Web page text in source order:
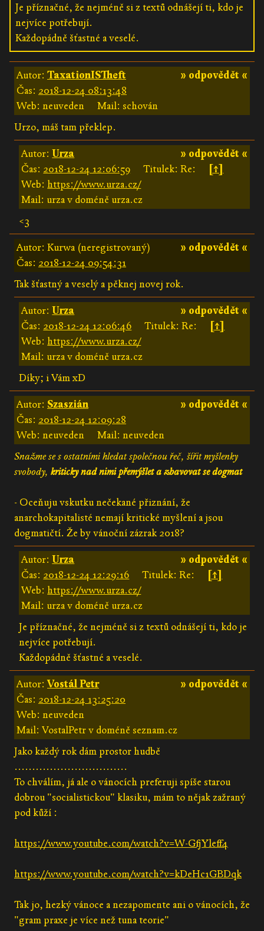
Je příznačné, že nejméně si z textů odnášejí ti, kdo je
nejvíce potřebují.
Každopádně šťastné a veselé.
» odpovědět «
Autor: TaxationISTheft
Čas: 2018-12-24 08:13:48
Web: neuveden
Mail: schován
Urzo, máš tam překlep.
» odpovědět «
Autor:Urza
Čas: 2018-12-24 12:06:59 Titulek: Re:
[↑]
Web:https://www.urza.cz/
Mail: urza v doméně urza.cz
<3
» odpovědět «
Autor: Kurwa (neregistrovaný)
Čas: 2018-12-24 09:54:31
Tak šťastný a veselý a pěknej novej rok.
» odpovědět «
Autor:Urza
Čas: 2018-12-24 12:06:46 Titulek: Re:
[↑]
Web:https://www.urza.cz/
Mail: urza v doméně urza.cz
Díky; i Vám xD
» odpovědět «
Autor: Szaszián
Čas: 2018-12-24 12:09:28
Web: neuveden
Mail: neuveden
Snažme se s ostatními hledat společnou řeč, šířit myšlenky
svobody, kriticky nad nimi přemýšlet a zbavovat se dogmat
- Oceňuju vskutku nečekané přiznání, že
anarchokapitalisté nemají kritické myšlení a jsou
dogmatičtí. Že by vánoční zázrak 2018?
» odpovědět «
Autor:Urza
Čas: 2018-12-24 12:29:16 Titulek: Re:
[↑]
Web:https://www.urza.cz/
Mail: urza v doméně urza.cz
Je příznačné, že nejméně si z textů odnášejí ti, kdo je
nejvíce potřebují.
Každopádně šťastné a veselé.
» odpovědět «
Autor:Vostál Petr
Čas: 2018-12-24 13:25:20
Web: neuveden
Mail: VostalPetr v doméně seznam.cz
Jako každý rok dám prostor hudbě
................................
To chválím, já ale o vánocích preferuji spíše starou
dobrou "socialistickou" klasiku, mám to nějak zažraný
pod kůží :
https://www.youtube.com/watch?v=W-GfjYleff4
https://www.youtube.com/watch?v=kDeHc1GBDqk
Tak jo, hezký vánoce a nezapomente ani o vánocích, že
"gram praxe je více než tuna teorie"